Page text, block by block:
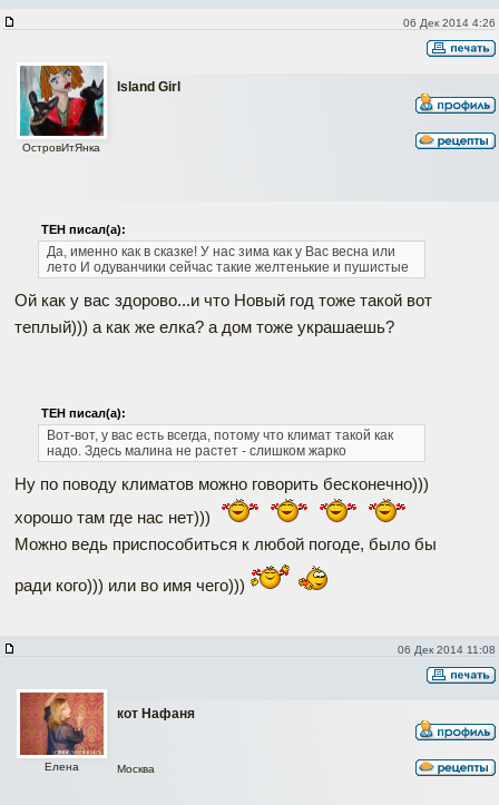
06 Дек 2014 4:26
Island Girl
ОстровИтЯнка
ТЕН писал(а):
Да, именно как в сказке! У нас зима как у Вас весна или
лето И одуванчики сейчас такие желтенькие и пушистые
Ой как у вас здорово...и что Новый год тоже такой вот
теплый))) а как же елка? а дом тоже украшаешь?
ТЕН писал(а):
Вот-вот, у вас есть всегда, потому что климат такой как
надо. Здесь малина не растет - слишком жарко
Ну по поводу климатов можно говорить бесконечно)))
хорошо там где нас нет)))
Можно ведь приспособиться к любой погоде, было бы
ради кого))) или во имя чего)))
06 Дек 2014 11:08
кот Нафаня
Елена Москва